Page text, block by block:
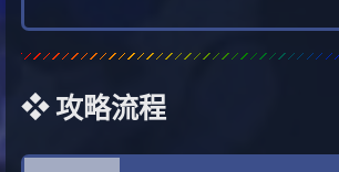
❖ 攻略流程